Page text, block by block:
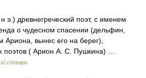
э.) древнегреческий поэт, с именем
о чудесном спасении (дельфин,
Ариона, вынес его на берег),
поэтов ( Арион А. С. Пушкина) …
словарь